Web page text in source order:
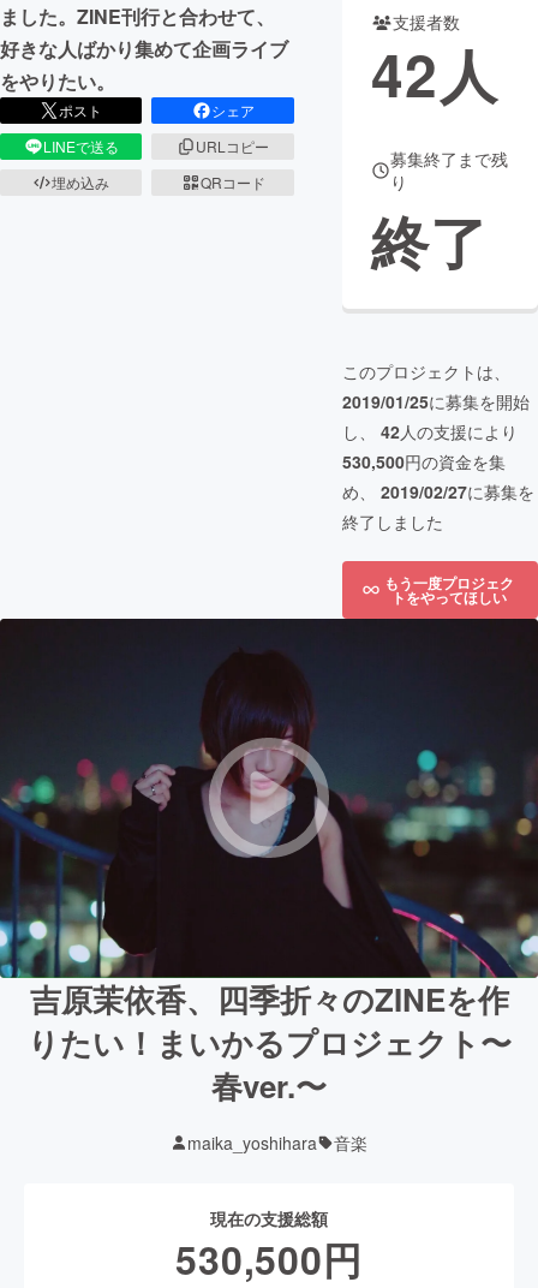
ました。ZINE刊行と合わせて、
好きな人ばかり集めて企画ライブ
をやりたい。
ポスト
シェア
LINEで送る
URLコピー
埋め込み
QRコード
支援者数
42人
募集終了まで残
り
終了
このプロジェクトは、
2019/01/25に募集を開始
し、 42人の支援により
530,500円の資金を集
め、 2019/02/27に募集を
終了しました
もう一度プロジェク
トをやってほしい
吉原茉依香、四季折々のZINEを作
りたい！まいかるプロジェクト〜
春ver.〜
maika_yoshihara 音楽
現在の支援総額
530,500円